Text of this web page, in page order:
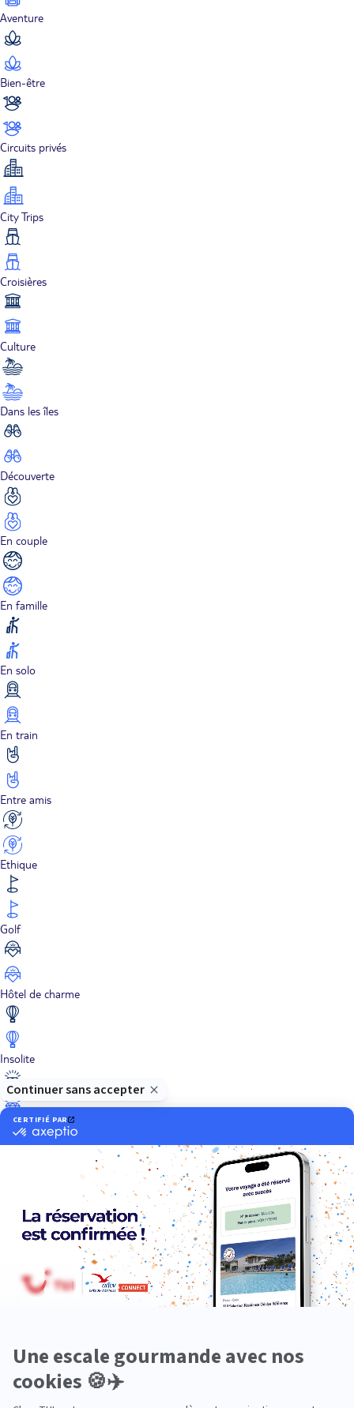
Aventure
Bien-être
Circuits privés
City Trips
Croisières
Culture
Dans les îles
Découverte
En couple
En famille
En solo
En train
Entre amis
Ethique
Golf
Hôtel de charme
Insolite
Luxe
Premium